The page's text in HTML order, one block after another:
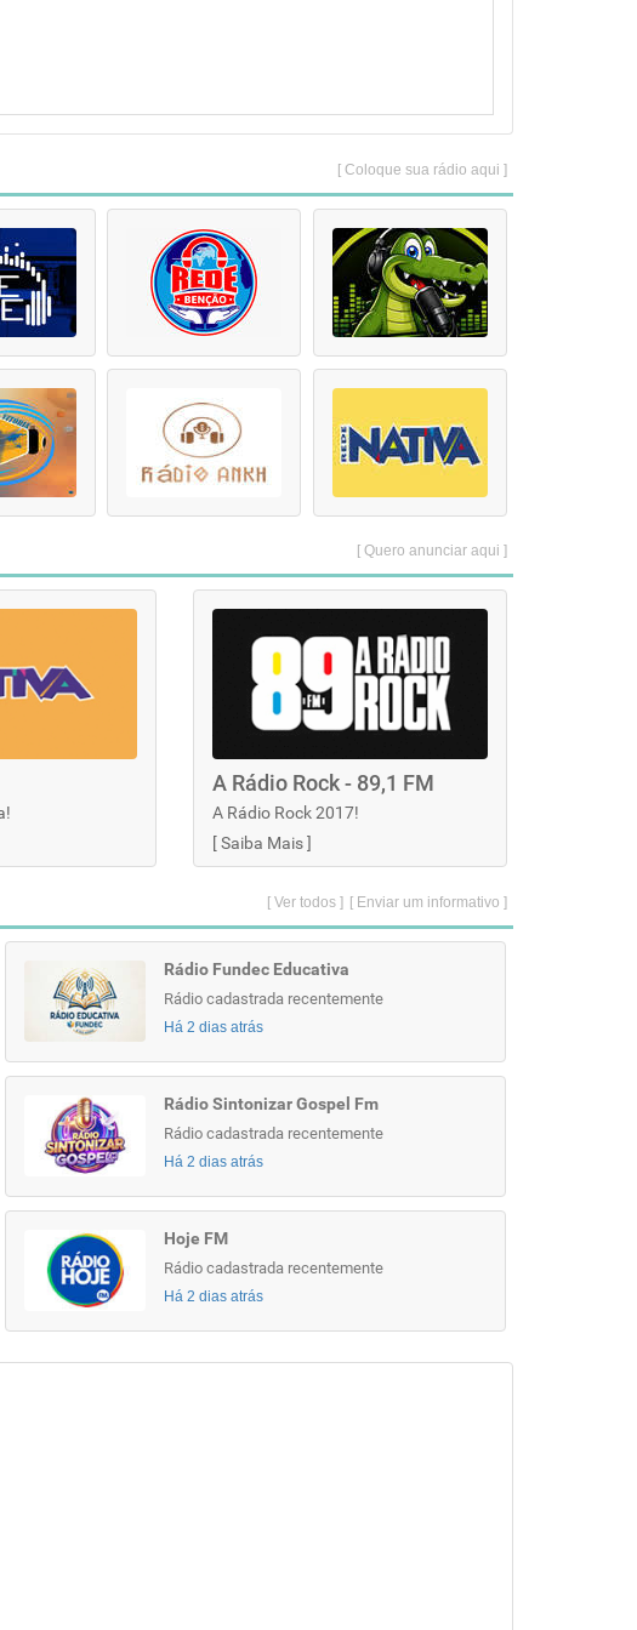
[ Coloque sua rádio aqui ]
[ Quero anunciar aqui ]
A Rádio Rock - 89,1 FM
A Rádio Rock 2017!
[Saiba Mais]
[ Enviar um informativo ]
[ Ver todos ]
Rádio Fundec Educativa
Rádio cadastrada recentemente
Há 2 dias atrás
Rádio Sintonizar Gospel Fm
Rádio cadastrada recentemente
Há 2 dias atrás
Hoje FM
Rádio cadastrada recentemente
Há 2 dias atrás